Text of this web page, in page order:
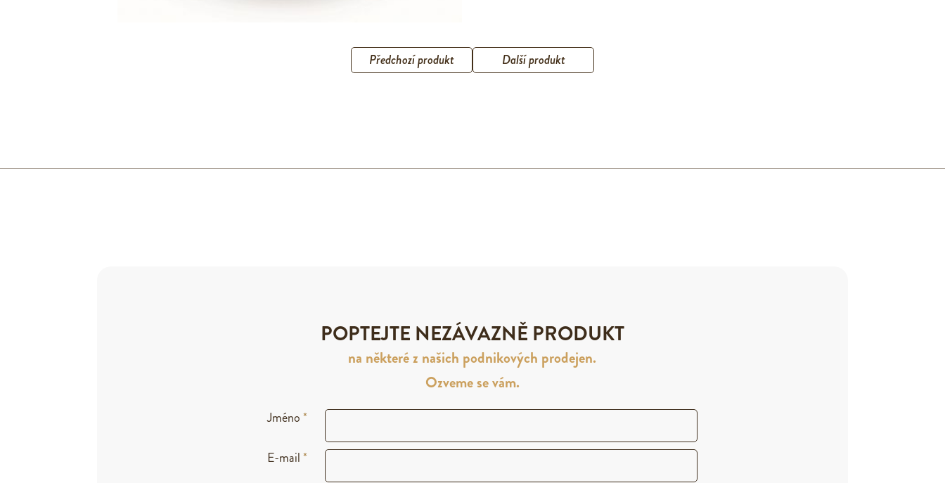
Předchozí produkt Další produkt
POPTEJTE NEZÁVAZNĚ PRODUKT
na některé z našich podnikových prodejen.
Ozveme se vám.
Jméno*
E-mail*